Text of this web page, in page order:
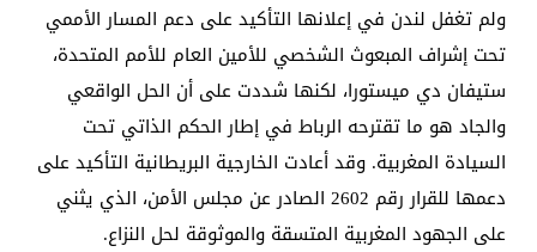
ولم تغفل لندن في إعلانها التأكيد على دعم المسار الأممي
تحت إشراف المبعوث الشخصي للأمين العام للأمم المتحدة،
ستيفان دي ميستورا، لكنها شددت على أن الحل الواقعي
والجاد هو ما تقترحه الرباط في إطار الحكم الذاتي تحت
السيادة المغربية. وقد أعادت الخارجية البريطانية التأكيد على
دعمها للقرار رقم 2602 الصادر عن مجلس الأمن، الذي يثني
على الجهود المغربية المتسقة والموثوقة لحل النزاع.